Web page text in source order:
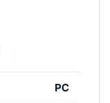
PC